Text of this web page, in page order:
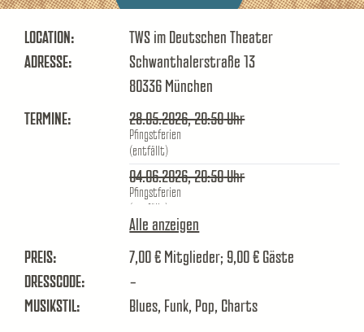
LOCATION:
TWS im Deutschen Theater
ADRESSE:
Schwanthalerstraße 13
80336 München
TERMINE:
28.05.2026, 20:50Uhr
Pfingstferien
(entfällt)
04.06.2026, 20:50Uhr
Pfingstferien
(entfällt)
11.06.2026, 20:50
18.06.2026, 20:50Uhr
25.06.2026, 20:50
02.07.2026, 20:50Uhr
Alle anzeigen
PREIS:
7,00 € Mitglieder; 9,00 € Gäste
DRESSCODE:
-
MUSIKSTIL:
Blues, Funk, Pop, Charts